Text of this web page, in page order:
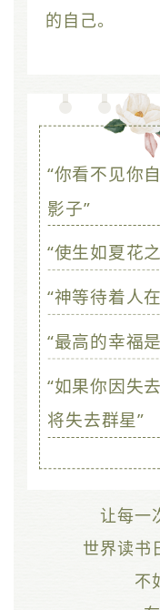
的自己。
“你看不见你
影子”
“使生如夏花
“神等待着人
“最高的幸福
“如果你因失
将失去群星”
让每一
世界读书
不